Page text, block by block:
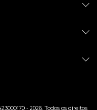
- 2026. Todos os direitos